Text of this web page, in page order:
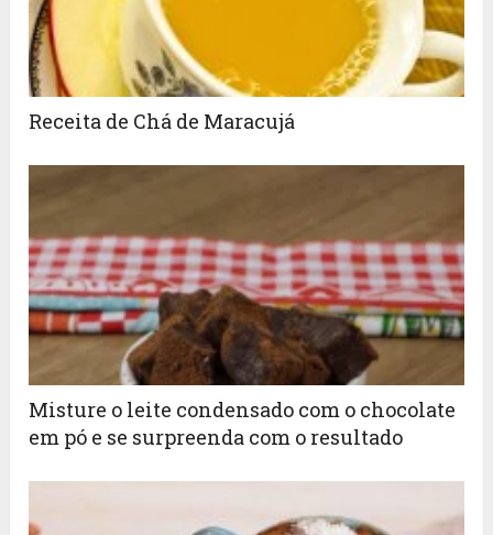
Receita de Chá de Maracujá
Misture o leite condensado com o chocolate
em pó e se surpreenda com o resultado